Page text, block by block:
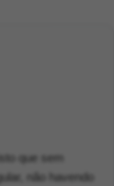
que sem
não havendo